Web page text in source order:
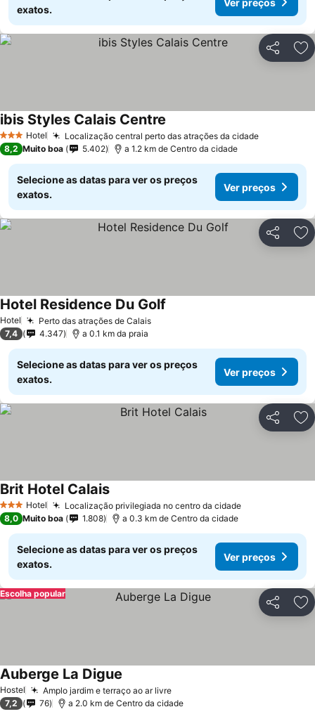
exatos.
Partilhar
3 EstrelasHotel Localização central perto das atrações da cidade
ibis Styles Calais Centre
8,2 Muito boa 5.402 a 1.2 km de Centro da cidade
Selecione as datas para ver os preços
exatos.
Ver preços
Partilhar
Hotel Perto das atrações de Calais
Hotel Residence Du Golf
7,4 4.347 a 0.1 km da praia
Selecione as datas para ver os preços
exatos.
Ver preços
Partilhar
3 EstrelasHotel Localização privilegiada no centro da cidade
Brit Hotel Calais
8,0 Muito boa 1.808 a 0.3 km de Centro da cidade
Selecione as datas para ver os preços
exatos.
Ver preços
Partilhar
Escolha popular
Hostel Amplo jardim e terraço ao ar livre
Auberge La Digue
7,2 76 a 2.0 km de Centro da cidade